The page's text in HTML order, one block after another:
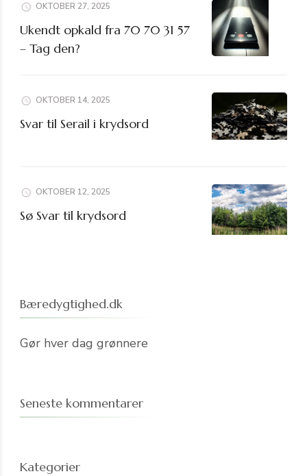
OKTOBER 27, 2025
Ukendt opkald fra 70 70 31 57
– Tag den?
OKTOBER 14, 2025
Svar til Serail i krydsord
OKTOBER 12, 2025
Sø Svar til krydsord
Bæredygtighed.dk
Gør hver dag grønnere
Seneste kommentarer
Kategorier